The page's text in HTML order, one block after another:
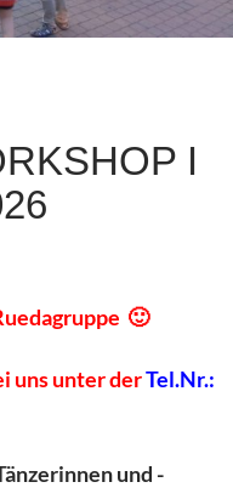
I
🙂
uns unterderTel.Nr.:
und -